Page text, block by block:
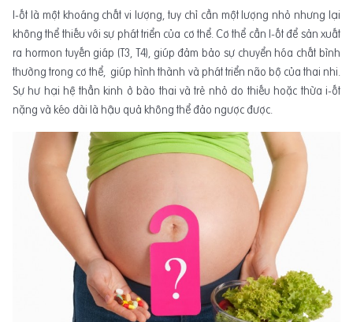
I-ốt là một khoáng chất vi lượng, tuy chỉ cần một lượng nhỏ nhưng lại
không thể thiếu với sự phát triển của cơ thể. Cơ thể cần I-ốt để sản xuất
ra hormon tuyến giáp (T3, T4), giúp đảm bảo sự chuyển hóa chất bình
thường trong cơ thể, giúp hình thành và phát triển não bộ của thai nhi.
Sự hư hại hệ thần kinh ở bào thai và trẻ nhỏ do thiếu hoặc thừa i-ốt
nặng và kéo dài là hậu quả không thể đảo ngược được.